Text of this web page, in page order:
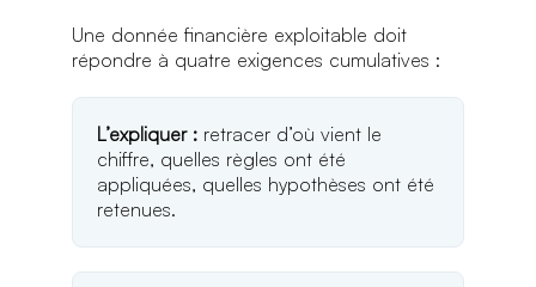
Une donnée financière exploitable doit
répondre à quatre exigences cumulatives :
L’expliquer :retracer d’où vient le
chiffre, quelles règles ont été
appliquées, quelles hypothèses ont été
retenues.